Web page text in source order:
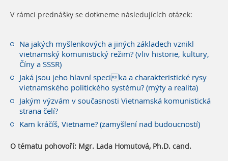
V rámci prednášky se dotkneme následujících otázek:
Na jakých myšlenkových a jiných základech vznikl
vietnamský komunistický režim? (vliv historie, kultury,
Číny a SSSR)
Jaká jsou jeho hlavní specika a charakteristické rysy
vietnamského politického systému? (mýty a realita)
Jakým výzvám v současnosti Vietnamská komunistická
strana čelí?
Kam kráčíš, Vietname? (zamyšlení nad budoucností)
O tématu pohovoří: Mgr. Lada Homutová, Ph.D. cand.